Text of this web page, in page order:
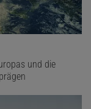
und die